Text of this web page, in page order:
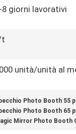
8 giorni lavorativi
unità/unità al
Photo Booth 55
Photo Booth 65
Mirror Photo Booth